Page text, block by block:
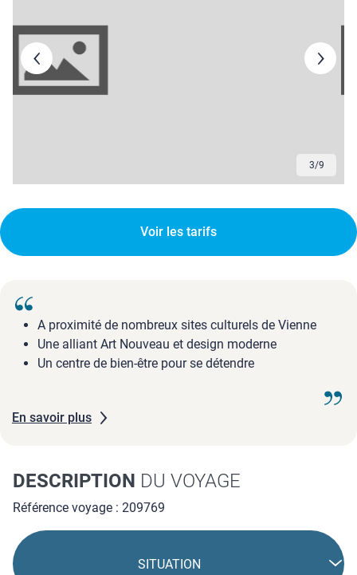
3/9
Voir les tarifs
A proximité de nombreux sites culturels de Vienne
Une alliant Art Nouveau et design moderne
Un centre de bien-être pour se détendre
En savoir plus
DESCRIPTION DU VOYAGE
Référence voyage : 209769
SITUATION